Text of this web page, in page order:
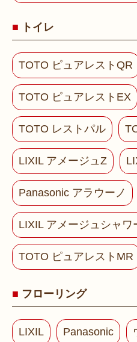
トイレ
TOTO ピュアレストQR
TOTO ピュアレストEX
TOTO レストパル
LIXIL アメージュZ
Panasonic アラウーノ
LIXIL アメージュシャワ
TOTO ピュアレストMR
フローリング
LIXIL Panasonic